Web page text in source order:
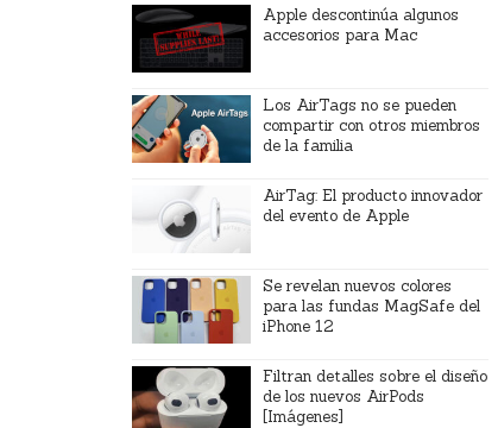
Apple descontinúa algunos
accesorios para Mac
Los AirTags no se pueden
compartir con otros miembros
de la familia
AirTag: El producto innovador
del evento de Apple
Se revelan nuevos colores
para las fundas MagSafe del
iPhone 12
Filtran detalles sobre el diseño
de los nuevos AirPods
[Imágenes]